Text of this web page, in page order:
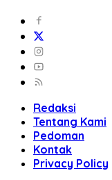
Redaksi
Tentang Kami
Pedoman
Kontak
Privacy Policy